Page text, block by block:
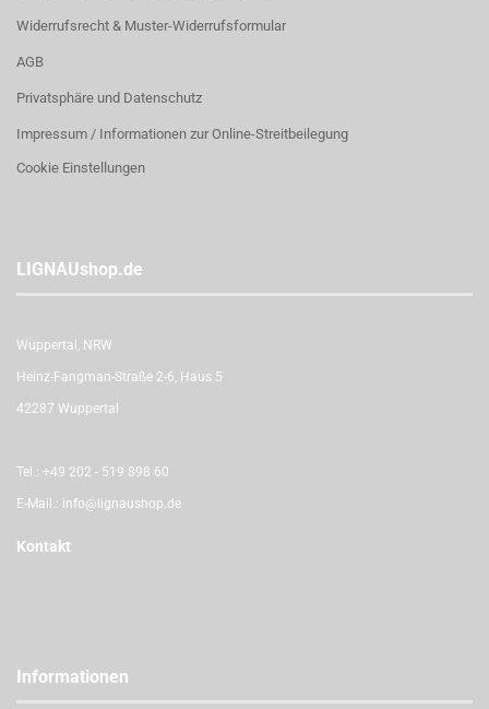
Widerrufsrecht & Muster-Widerrufsformular
AGB
Privatsphäre und Datenschutz
Impressum / Informationen zur Online-Streitbeilegung
Cookie Einstellungen
LIGNAUshop.de
Wuppertal, NRW
Heinz-Fangman-Straße 2-6, Haus 5
42287 Wuppertal
Tel.: +49 202 - 519 898 60
E-Mail.: info@lignaushop.de
Kontakt
Informationen